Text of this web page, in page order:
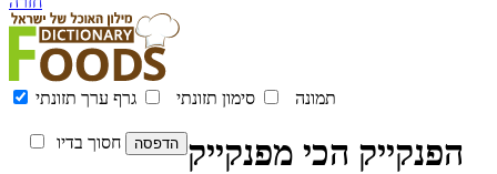
תמונה סימון תזונתי גרף ערך תזונתי
חסוך בדיו הפנקייק הכי מפנקייק